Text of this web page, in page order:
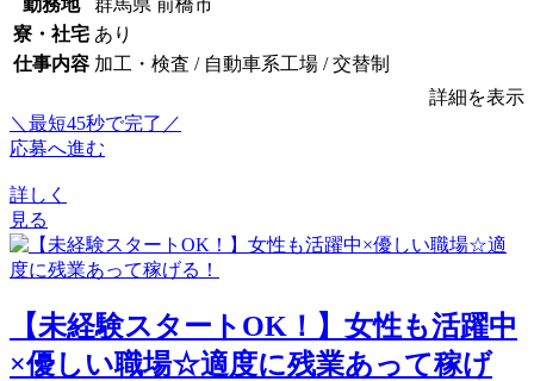
勤務地
群馬県 前橋市
寮・社宅 あり
仕事内容 加工・検査 / 自動車系工場 / 交替制
詳細を表示
＼最短45秒で完了／
応募へ進む
詳しく
見る
【未経験スタートOK！】女性も活躍中
×優しい職場☆適度に残業あって稼げ